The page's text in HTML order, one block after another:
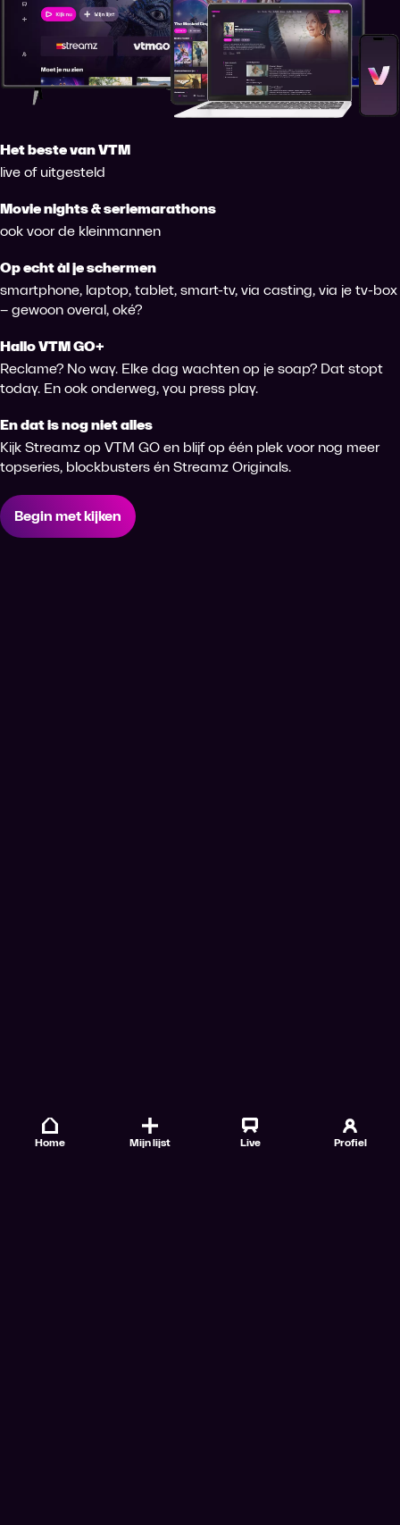
Home Mijn lijst Live Profiel
Het beste van VTM
live of uitgesteld
Movie nights & seriemarathons
ook voor de kleinmannen
Op echt àl je schermen
smartphone, laptop, tablet, smart-tv, via casting, via je tv-box
– gewoon overal, oké?
Hallo VTM GO+
Reclame? No way. Elke dag wachten op je soap? Dat stopt
today. En ook onderweg, you press play.
En dat is nog niet alles
Kijk Streamz op VTM GO en blijf op één plek voor nog meer
topseries, blockbusters én Streamz Originals.
Begin met kijken